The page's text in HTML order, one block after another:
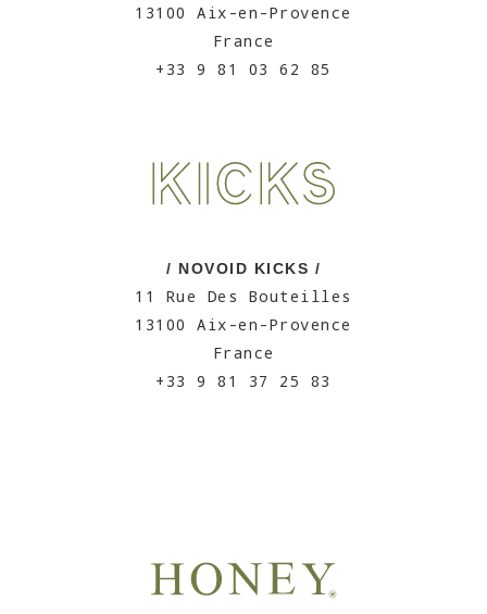
13100 Aix-en-Provence
France
+33 9 81 03 62 85
/ NOVOID KICKS /
11 Rue Des Bouteilles
13100 Aix-en-Provence
France
+33 9 81 37 25 83